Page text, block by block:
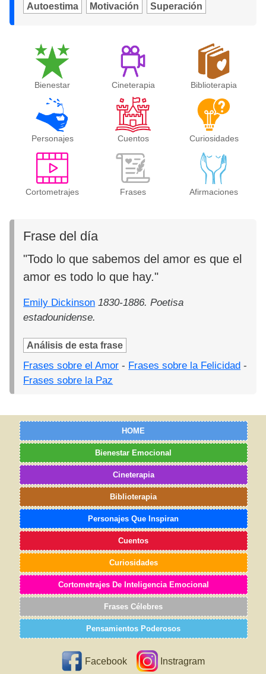
Autoestima Motivación Superación
Bienestar Cineterapia Biblioterapia
Personajes Cuentos Curiosidades
Cortometrajes Frases Afirmaciones
Frase del día
"Todo lo que sabemos del amor es que el
amor es todo lo que hay."
Emily Dickinson 1830-1886. Poetisa
estadounidense.
Análisis de esta frase
Frases sobre el Amor - Frases sobre la Felicidad -
Frases sobre la Paz
HOME
Bienestar Emocional
Cineterapia
Biblioterapia
Personajes Que Inspiran
Cuentos
Curiosidades
Cortometrajes De Inteligencia Emocional
Frases Célebres
Pensamientos Poderosos
Facebook Instragram